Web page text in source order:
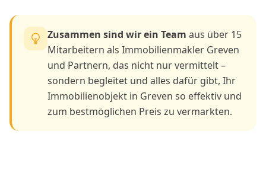
Zusammen sind wir ein Team aus über 15
Mitarbeitern als Immobilienmakler Greven
und Partnern, das nicht nur vermittelt –
sondern begleitet und alles dafür gibt, Ihr
Immobilienobjekt in Greven so effektiv und
zum bestmöglichen Preis zu vermarkten.